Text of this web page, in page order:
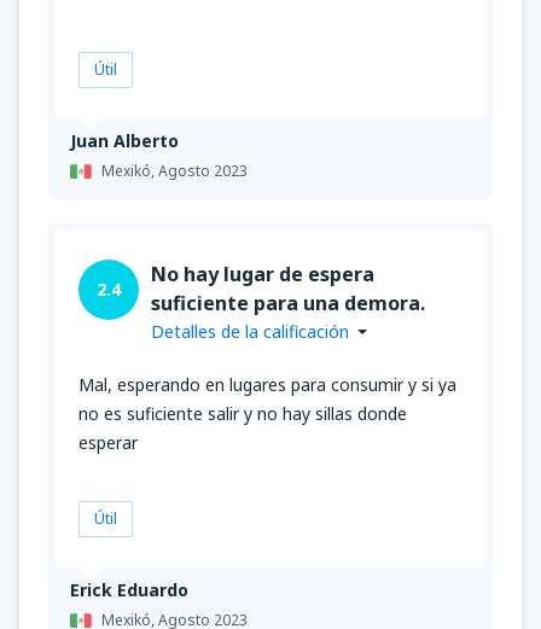
Juan Alberto
Mexikó,Agosto 2023
Útil
Erick Eduardo
Mexikó,Agosto 2023
2.4
No hay lugar de espera
suficiente para una demora.
Detalles de la calificación
Mal, esperando en lugares para consumir y si ya
no es suficiente salir y no hay sillas donde
esperar
Útil